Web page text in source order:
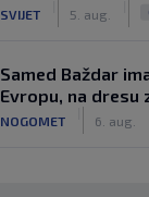
SVIJET 5. aug.
Samed Baždar
Evropu, na dresu
NOGOMET 6. aug.